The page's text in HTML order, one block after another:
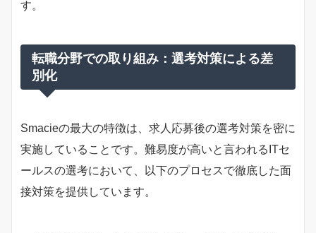
す。
転職分野での取り組み：選考対策による差
別化
Smacieの最大の特徴は、求人応募後の選考対策を密に
実施していることです。難易度が高いと言われるITセ
ールスの選考において、以下のプロセスで徹底した面
接対策を提供しています。